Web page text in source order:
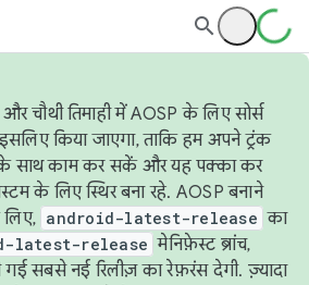
चौथी तिमाही में AOSP के लिए सोर्स
किया जाएगा, ताकि हम अपने ट्रंक
साथ काम कर सकें और यह पक्का कर
के लिए स्थिर बना रहे. AOSP बनाने
android-latest-release का
latest-release मेनिफ़ेस्ट ब्रांच,
सबसे नई रिलीज़ का रेफ़रंस देगी. ज़्यादा